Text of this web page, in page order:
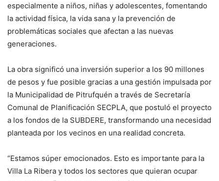
especialmente a niños, niñas y adolescentes, fomentando
la actividad física, la vida sana y la prevención de
problemáticas sociales que afectan a las nuevas
generaciones.
La obra significó una inversión superior a los 90 millones
de pesos y fue posible gracias a una gestión impulsada por
la Municipalidad de Pitrufquén a través de Secretaría
Comunal de Planificación SECPLA, que postuló el proyecto
a los fondos de la SUBDERE, transformando una necesidad
planteada por los vecinos en una realidad concreta.
“Estamos súper emocionados. Esto es importante para la
Villa La Ribera y todos los sectores que quieran ocupar